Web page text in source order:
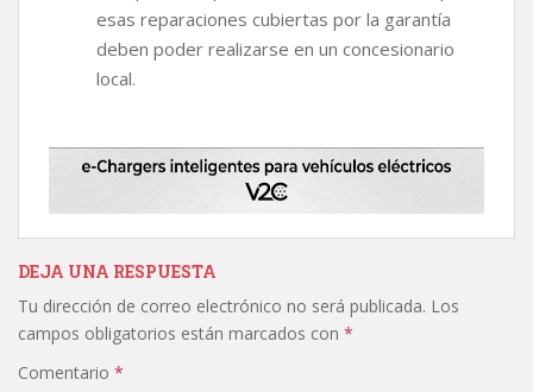
esas reparaciones cubiertas por la garantía
deben poder realizarse en un concesionario
local.
DEJA UNA RESPUESTA
Tu dirección de correo electrónico no será publicada. Los
campos obligatorios están marcados con *
Comentario *